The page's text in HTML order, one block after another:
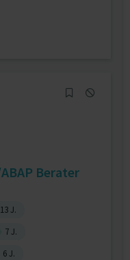
Berater
13 J.
7 J.
6 J.